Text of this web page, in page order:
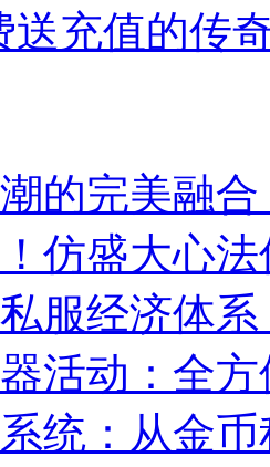
送充值的传
的完美融
仿盛大心
服经济体
活动：全
统：从金